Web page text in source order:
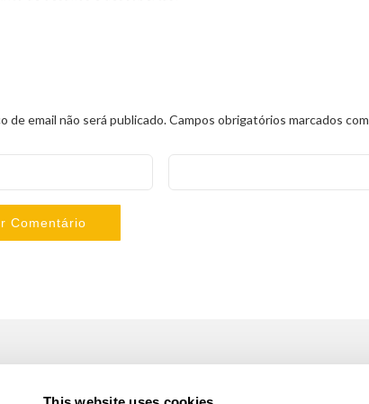
de email não será publicado.Campos obrigatórios marcados com